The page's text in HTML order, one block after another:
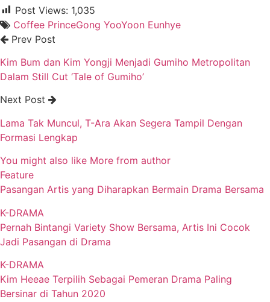
Post Views: 1,035
Coffee PrinceGong YooYoon Eunhye
Prev Post
Kim Bum dan Kim Yongji Menjadi Gumiho Metropolitan
Dalam Still Cut ‘Tale of Gumiho’
Next Post
Lama Tak Muncul, T-Ara Akan Segera Tampil Dengan
Formasi Lengkap
You might also like More from author
Feature
Pasangan Artis yang Diharapkan Bermain Drama Bersama
K-DRAMA
Pernah Bintangi Variety Show Bersama, Artis Ini Cocok
Jadi Pasangan di Drama
K-DRAMA
Kim Heeae Terpilih Sebagai Pemeran Drama Paling
Bersinar di Tahun 2020